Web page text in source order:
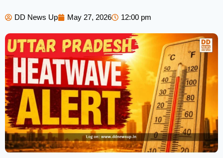
DD News Up May 27, 2026 12:00 pm